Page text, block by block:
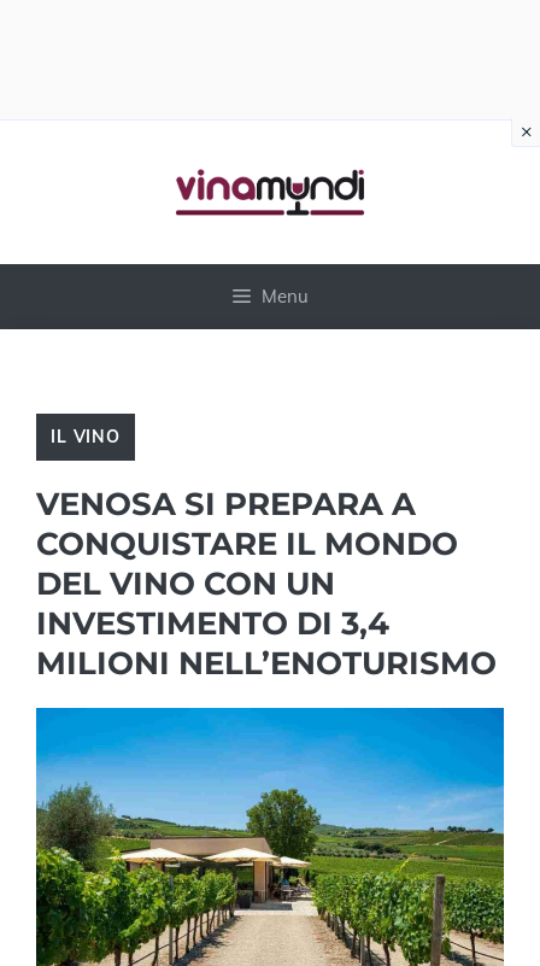
Menu
IL VINO
VENOSA SI PREPARA A
CONQUISTARE IL MONDO
DEL VINO CON UN
INVESTIMENTO DI 3,4
MILIONI NELL’ENOTURISMO
×